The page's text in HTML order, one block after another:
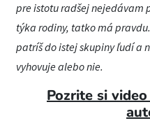
pre istotu radšej nejedávam
týka rodiny, tatko má
patríš do istej skupiny ľudí a
vyhovuje alebo nie.
Pozrite si